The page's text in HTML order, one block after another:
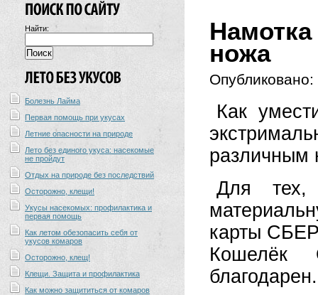
Найти:
Болезнь Лайма
Первая помощь при укусах
Летние опасности на природе
Лето без единого укуса: насекомые
не пройдут
Отдых на природе без последствий
Осторожно, клещи!
Укусы насекомых: профилактика и
первая помощь
Как летом обезопасить себя от
укусов комаров
Осторожно, клещ!
Клещи. Защита и профилактика
Как можно защититься от комаров
ножа
Опубликовано:
Как
различным
Для
карты
Кошелёк
благодарен.